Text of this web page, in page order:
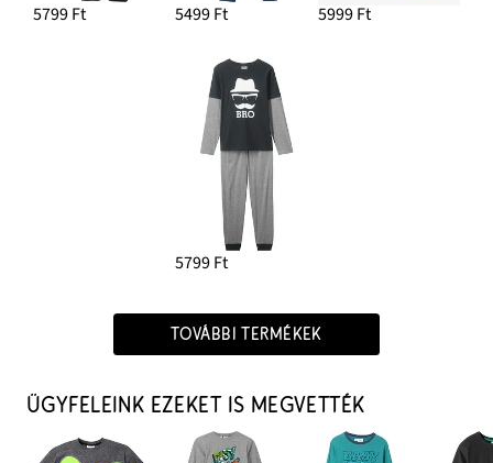
5799 Ft 5499 Ft 5999 Ft
5799 Ft
TOVÁBBI TERMÉKEK
ÜGYFELEINK EZEKET IS MEGVETTÉK